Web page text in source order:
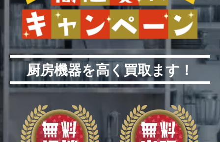
厨房機器を高く買取ます！